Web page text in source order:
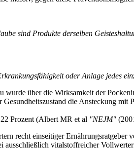
sind Produkte derselben
oder Anlage jedes
wurde über die Wirksamkeit der
die Ansteckung
Prozent (Albert MR et al "NEJM"
recht einseitiger
ausschließlich vitalstoffreicher